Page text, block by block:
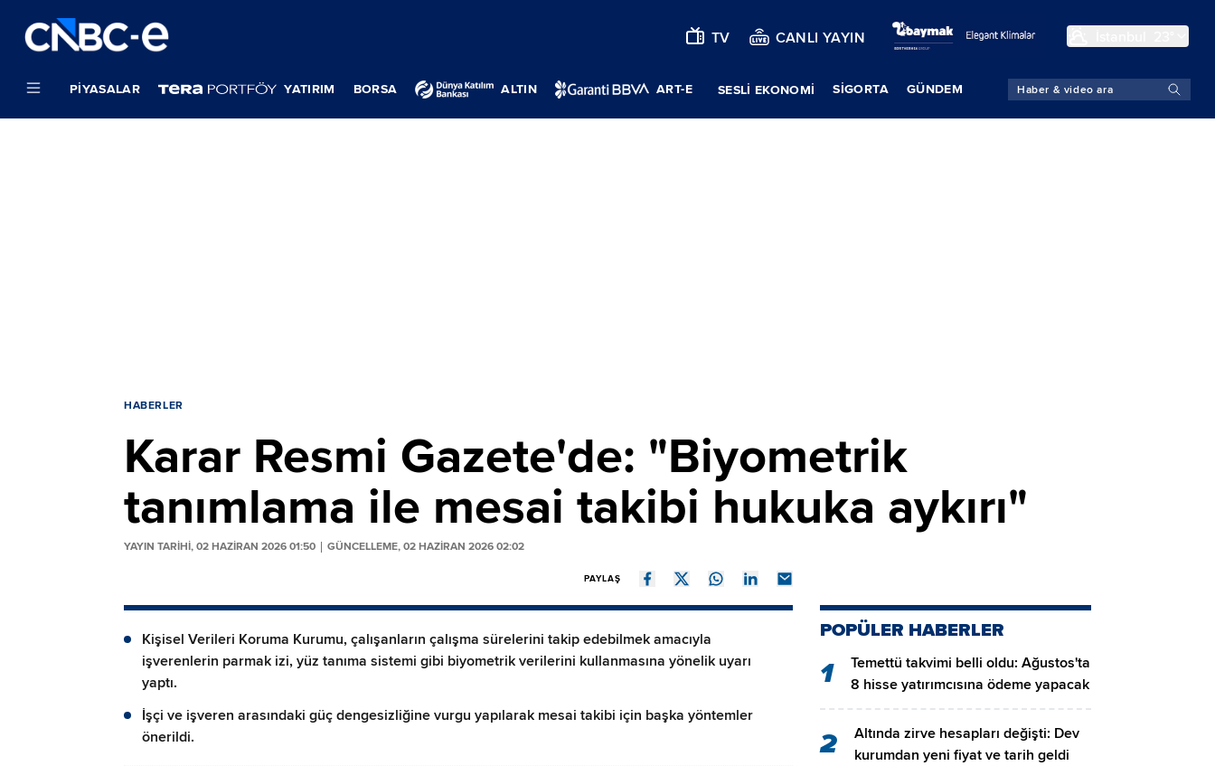
TV CANLI YAYIN
PIYASALAR YATIRIM BORSA ALTIN ART-E SESLİ EKONOMİ SIGORTA GÜNDEM
HABERLER
Karar Resmi Gazete'de: "Biyometrik
tanımlama ile mesai takibi hukuka aykırı"
YAYIN TARİHİ, 02 HAZIRAN 2026 01:50 GÜNCELLEME, 02 HAZIRAN 2026 02:02
PAYLAŞ
Kişisel Verileri Koruma Kurumu, çalışanların çalışma sürelerini takip edebilmek amacıyla
işverenlerin parmak izi, yüz tanıma sistemi gibi biyometrik verilerini kullanmasına yönelik uyarı
yaptı.
İşçi ve işveren arasındaki güç dengesizliğine vurgu yapılarak mesai takibi için başka yöntemler
önerildi.
POPÜLER HABERLER
1
Temettü takvimi belli oldu: Ağustos'ta
8 hisse yatırımcısına ödeme yapacak
2
Altında zirve hesapları değişti: Dev
kurumdan yeni fiyat ve tarih geldi